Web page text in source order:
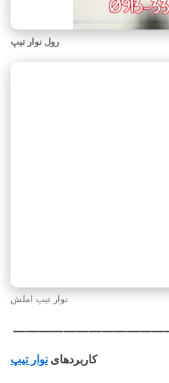
رول نوار تیپ
نوار تیپ املش
کاربردهای نوار تیپ